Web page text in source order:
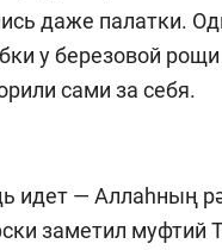
даже палатки.
у березовой
сами за себя.
идет — Аллаһның
заметил муфтий